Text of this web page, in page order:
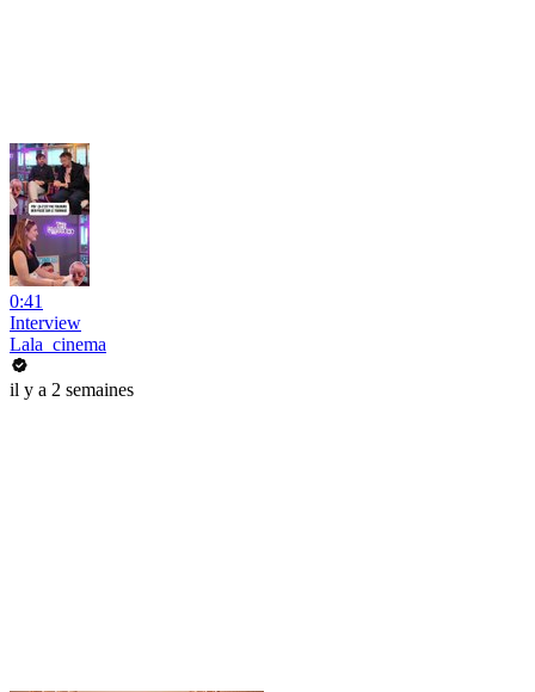
0:41
Interview
Lala_cinema
il y a 2 semaines